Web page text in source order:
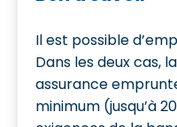
Il est possible
Dans les deux cas,
assurance
minimum (jusqu’à